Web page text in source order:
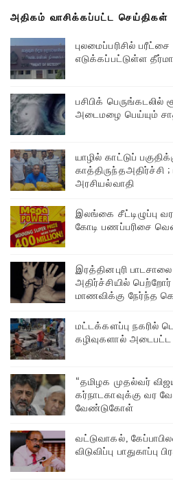
அதிகம் வாசிக்கப்பட்ட செய்திகள்
புலமைப்பரிசில்
எடுக்கப்பட்டுள்ள
பசிபிக்
அடைமழை பெய்யும்
யாழில் காட்டுப்
காத்திருந்தஅதிர்ச்சி
அரசியல்வாதி
இலங்கை சீட்டிழுப்பு
கோடி பணப்பரிசை
இரத்தினபுரி
அதிர்ச்சியில்
மாணவிக்கு நேர்ந்த
மட்டக்களப்பு நகரில்
கழிவுகளால்
“தமிழக முதல்வர்
கர்நாடகாவுக்கு வர
வேண்டுகோள்
வட்டுவாகல்,
விடுவிப்பு பாதுகாப்பு